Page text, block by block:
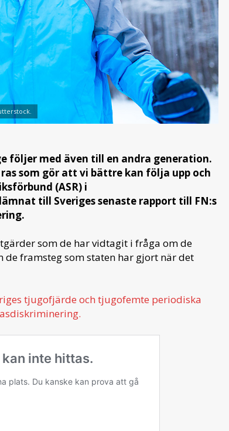
följer med även till en andra generation.
som gör att vi bättre kan följa upp och
(ASR) i
till Sveriges senaste rapport till FN:s
som de har vidtagit i fråga om de
de framsteg som staten har gjort när det
tjugofjärde och tjugofemte periodiska